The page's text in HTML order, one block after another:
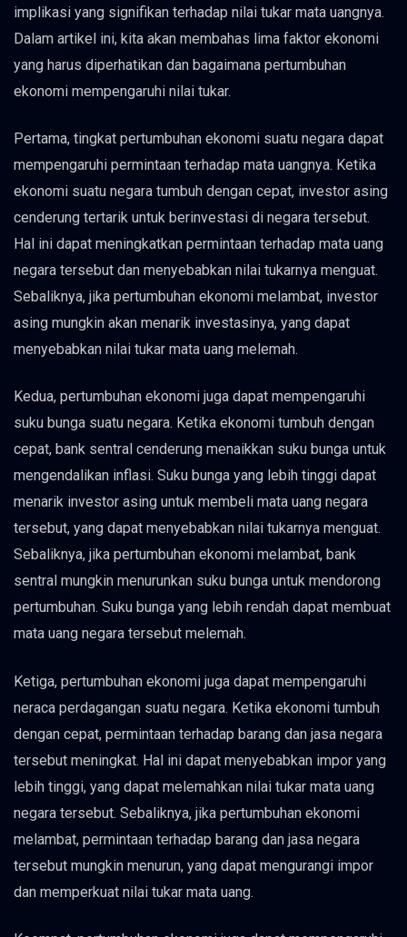
implikasi yang signifikan terhadap nilai tukar mata uangnya.
Dalam artikel ini, kita akan membahas lima faktor ekonomi
yang harus diperhatikan dan bagaimana pertumbuhan
ekonomi mempengaruhi nilai tukar.
Pertama, tingkat pertumbuhan ekonomi suatu negara dapat
mempengaruhi permintaan terhadap mata uangnya. Ketika
ekonomi suatu negara tumbuh dengan cepat, investor asing
cenderung tertarik untuk berinvestasi di negara tersebut.
Hal ini dapat meningkatkan permintaan terhadap mata uang
negara tersebut dan menyebabkan nilai tukarnya menguat.
Sebaliknya, jika pertumbuhan ekonomi melambat, investor
asing mungkin akan menarik investasinya, yang dapat
menyebabkan nilai tukar mata uang melemah.
Kedua, pertumbuhan ekonomi juga dapat mempengaruhi
suku bunga suatu negara. Ketika ekonomi tumbuh dengan
cepat, bank sentral cenderung menaikkan suku bunga untuk
mengendalikan inflasi. Suku bunga yang lebih tinggi dapat
menarik investor asing untuk membeli mata uang negara
tersebut, yang dapat menyebabkan nilai tukarnya menguat.
Sebaliknya, jika pertumbuhan ekonomi melambat, bank
sentral mungkin menurunkan suku bunga untuk mendorong
pertumbuhan. Suku bunga yang lebih rendah dapat membuat
mata uang negara tersebut melemah.
Ketiga, pertumbuhan ekonomi juga dapat mempengaruhi
neraca perdagangan suatu negara. Ketika ekonomi tumbuh
dengan cepat, permintaan terhadap barang dan jasa negara
tersebut meningkat. Hal ini dapat menyebabkan impor yang
lebih tinggi, yang dapat melemahkan nilai tukar mata uang
negara tersebut. Sebaliknya, jika pertumbuhan ekonomi
melambat, permintaan terhadap barang dan jasa negara
tersebut mungkin menurun, yang dapat mengurangi impor
dan memperkuat nilai tukar mata uang.